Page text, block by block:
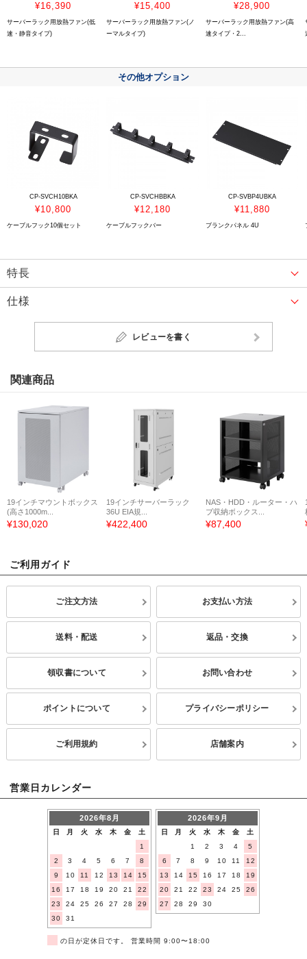
¥16,390
サーバーラック用放熱ファン(低
速・静音タイプ)
¥15,400
サーバーラック用放熱ファン(ノ
ーマルタイプ)
¥28,900
サーバーラック用放熱ファン(高
速タイプ・2...
その他オプション
CP-SVCH10BKA
¥10,800
ケーブルフック10個セット
CP-SVCHBBKA
¥12,180
ケーブルフックバー
CP-SVBP4UBKA
¥11,880
ブランクパネル 4U
特長
仕様
レビューを書く
関連商品
19インチマウントボックス
(高さ1000m...
¥130,020
19インチサーバーラック
36U EIA規...
¥422,400
NAS・HDD・ルーター・ハ
ブ収納ボックス...
¥87,400
ご利用ガイド
ご注文方法 お支払い方法
送料・配送 返品・交換
領収書について お問い合わせ
ポイントについて プライバシーポリシー
ご利用規約 店舗案内
営業日カレンダー
2026年8月
日 月 火 水 木 金
土
1
2
3 4 5 6 7
8
9
10 11 12 13 14
15
16
17 18 19 20 21
22
23
24 25 26 27 28
29
30
31
2026年9月
日 月 火 水 木 金
土
1
2 3 4
5
6
7 8 9 10 11
12
13
14 15 16 17 18
19
20
21 22 23 24 25
26
27
28 29 30
の日が定休日です。 営業時間 9:00〜18:00